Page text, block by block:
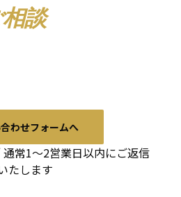
談ください
わせフォームへ
常1〜2営業日以内にご返信
たします